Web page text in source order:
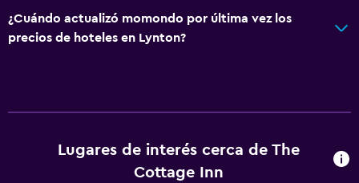
¿Cuándo actualizó momondo por última vez los
precios de hoteles en Lynton?
Lugares de interés cerca de The
Cottage Inn